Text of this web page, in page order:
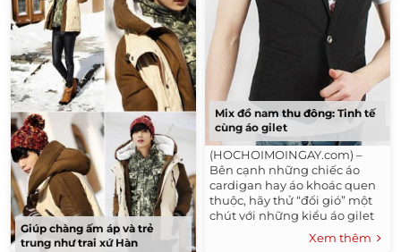
Giúp chàng ấm áp và trẻ
trung như trai xứ Hàn
Mix đồ nam thu đông: Tinh tế
cùng áo gilet
(HOCHOIMOINGAY.com) –
Bên cạnh những chiếc áo
cardigan hay áo khoác quen
thuộc, hãy thử “đổi gió” một
chút với những kiểu áo gilet
tinh tế! Với rất nhiểu kiểu
Xem thêm